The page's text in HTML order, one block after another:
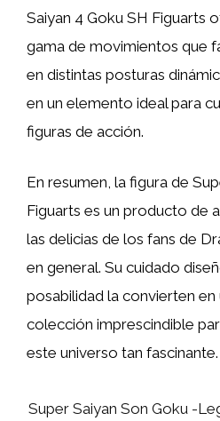
Saiyan 4 Goku SH Figuarts
gama de movimientos que
en distintas posturas
en un elemento ideal para
figuras de acción.
En resumen, la figura de
Figuarts es un producto de
las delicias de los fans de
en general. Su cuidado
posabilidad la convierten en
colección imprescindible
este universo tan fascinante.
Super Saiyan Son Goku -